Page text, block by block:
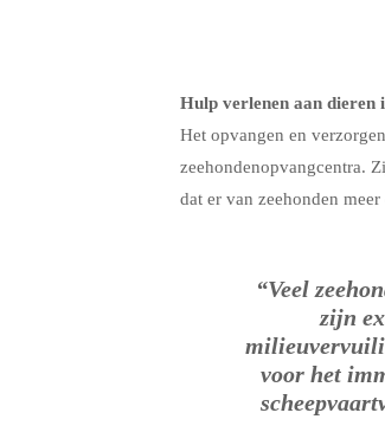
Hulp verlenen aan dieren
Het opvangen en
zeehondenopvangcentra.
dat er van zeehonden
“Veel
zijn
voor het